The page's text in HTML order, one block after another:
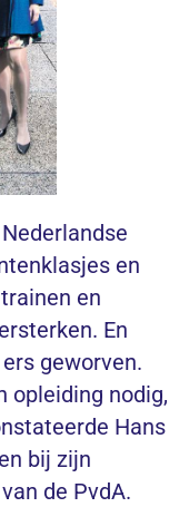
en
en
En
geworven.
opleiding nodig,
Hans
bij zijn
de PvdA.